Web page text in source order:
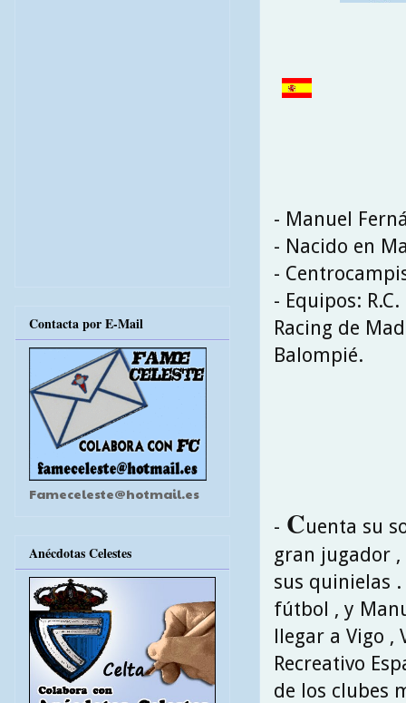
- Manuel
- Nacido en
-
- Equipos:
Racing de
Balompié.
- Cuenta su
gran jugador
sus quinielas
fútbol , y
llegar a Vigo ,
Recreativo
de los clubes
Contacta por E-Mail
Fameceleste@hotmail.es
Anécdotas Celestes